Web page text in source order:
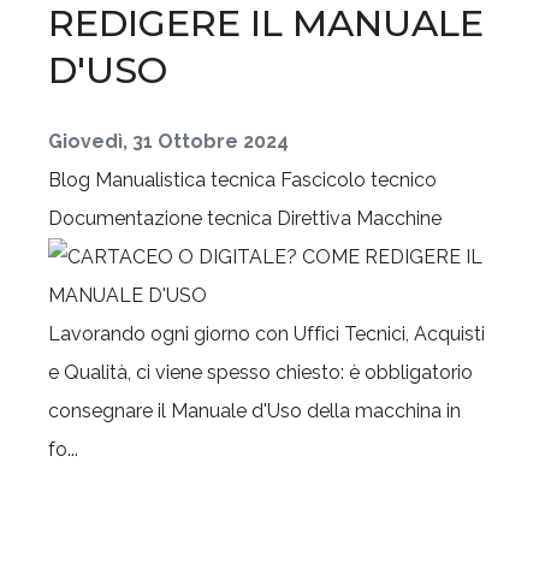
REDIGERE IL MANUALE
D'USO
Giovedì, 31 Ottobre 2024
Blog Manualistica tecnica Fascicolo tecnico
Documentazione tecnica Direttiva Macchine
Lavorando ogni giorno con Uffici Tecnici, Acquisti
e Qualità, ci viene spesso chiesto: è obbligatorio
consegnare il Manuale d'Uso della macchina in
fo...